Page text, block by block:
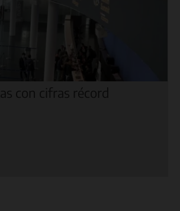
con cifras récord